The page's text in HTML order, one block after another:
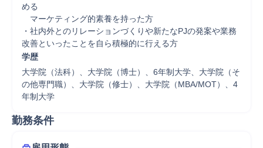
める
マーケティング的素養を持った方
・社内外とのリレーションづくりや新たなPJの発案や業務
改善といったことを自ら積極的に行える方
学歴
大学院（法科）、大学院（博士）、6年制大学、大学院（そ
の他専門職）、大学院（修士）、大学院（MBA/MOT）、4
年制大学
勤務条件